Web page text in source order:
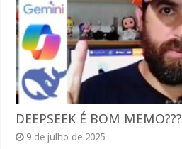
DEEPSEEK É BOM MEMO???
9 de julho de 2025